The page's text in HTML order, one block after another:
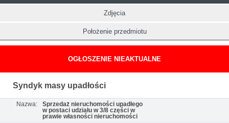
Zdjęcia
Położenie przedmiotu
OGŁOSZENIE NIEAKTUALNE
Syndyk masy upadłości
Nazwa:
Sprzedaż nieruchomości upadłego
w postaci udziału w 3/8 części w
prawie własności nieruchomości